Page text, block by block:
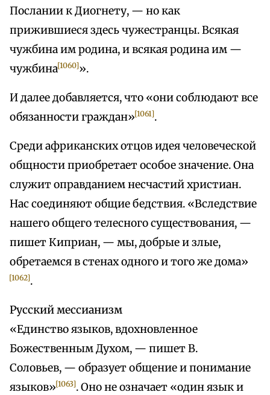
Послании к Диогнету, — но как
прижившиеся здесь чужестранцы. Всякая
чужбина им родина, и всякая родина им —
чужбина[1060]».
И далее добавляется, что «они соблюдают все
обязанности граждан»[1061].
Среди африканских отцов идея человеческой
общности приобретает особое значение. Она
служит оправданием несчастий христиан.
Нас соединяют общие бедствия. «Вследствие
нашего общего телесного существования, —
пишет Киприан, — мы, добрые и злые,
обретаемся в стенах одного и того же дома»
[1062].
Русский мессианизм
«Единство языков, вдохновленное
Божественным Духом, — пишет В.
Соловьев, — образует общение и понимание
языков»[1063]. Оно не означает «один язык и